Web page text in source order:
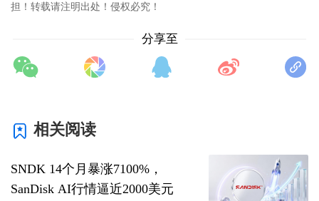
担！转载请注明出处！侵权必究！
分享至
相关阅读
SNDK 14个月暴涨7100%，
SanDisk AI行情逼近2000美元